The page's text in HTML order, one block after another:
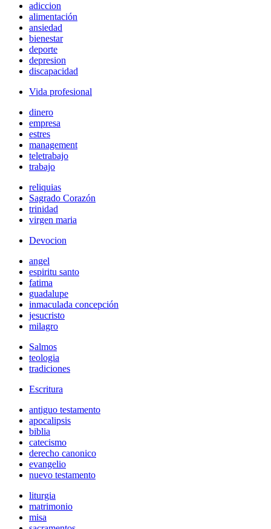
adiccion
alimentación
ansiedad
bienestar
deporte
depresion
discapacidad
Vida profesional
dinero
empresa
estres
management
teletrabajo
trabajo
reliquias
Sagrado Corazón
trinidad
virgen maria
Devocion
angel
espiritu santo
fatima
guadalupe
inmaculada concepción
jesucristo
milagro
Salmos
teologia
tradiciones
Escritura
antiguo testamento
apocalipsis
biblia
catecismo
derecho canonico
evangelio
nuevo testamento
liturgia
matrimonio
misa